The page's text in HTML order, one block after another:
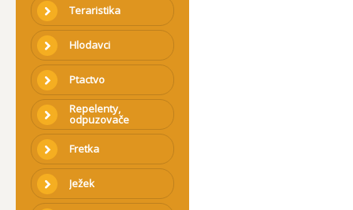
Teraristika
Hlodavci
Ptactvo
Repelenty,
odpuzovače
Fretka
Ježek